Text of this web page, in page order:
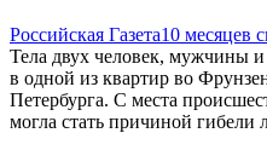
Российская Газета10 месяцев
Тела двух человек, мужчины
в одной из квартир во
Петербурга. С места
могла стать причиной гибели